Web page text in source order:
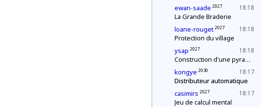
18:18
ewan-saade 2027
La Grande Braderie
18:18
loane-rouget 2027
Protection du village
18:18
ysap 2027
Construction d'une pyramide
18:17
kongye 2030
Distributeur automatique
18:17
casimirs 2027
Jeu de calcul mental